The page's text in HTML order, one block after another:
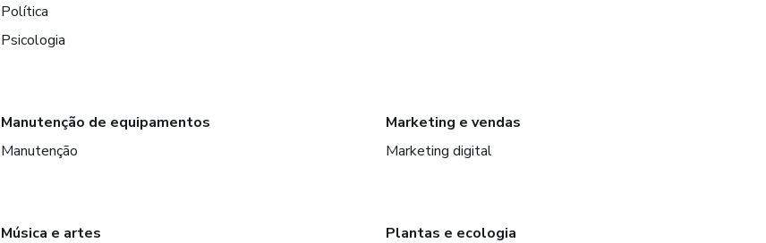
Política
Psicologia
Manutenção de equipamentos
Manutenção
Marketing e vendas
Marketing digital
Música e artes Plantas e ecologia